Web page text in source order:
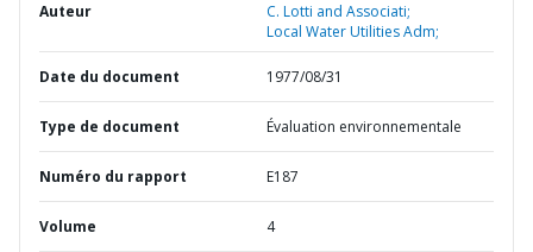
Auteur
C. Lotti and Associati;
Local Water Utilities Adm;
Date du document 1977/08/31
Type de document Évaluation environnementale
Numéro du rapport E187
Volume 4